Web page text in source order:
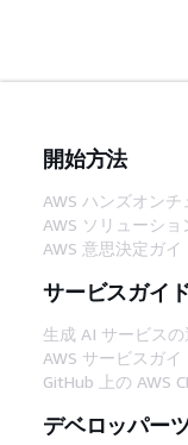
開始方法
AWS ハンズオン
AWS ソリューショ
AWS 意思決定ガイ
サービスガイ
生成 AI サービスの
AWS サービスガイ
GitHub 上の AWS
デベロッパー